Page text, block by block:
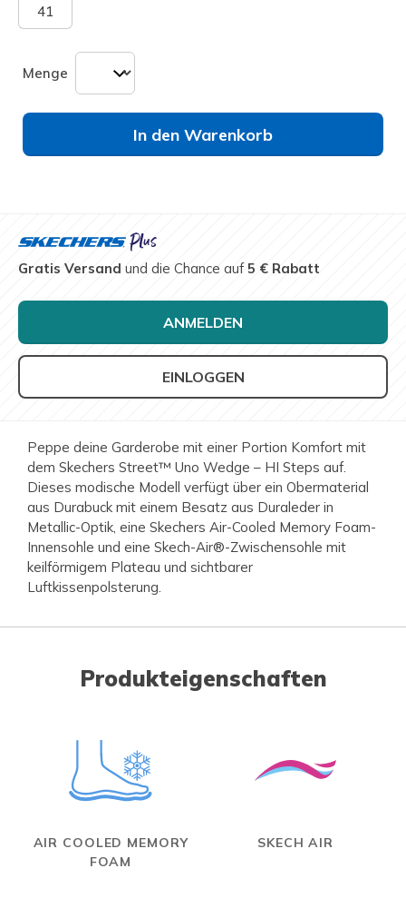
41
Menge
In den Warenkorb
Gratis Versand und die Chance auf5 € Rabatt
ANMELDEN
EINLOGGEN
Peppe deine Garderobe mit einer Portion Komfort mit
dem Skechers Street™ Uno Wedge – HI Steps auf.
Dieses modische Modell verfügt über ein Obermaterial
aus Durabuck mit einem Besatz aus Duraleder in
Metallic-Optik, eine Skechers Air-Cooled Memory Foam-
Innensohle und eine Skech-Air®-Zwischensohle mit
keilförmigem Plateau und sichtbarer
Luftkissenpolsterung.
Produkteigenschaften
AIR COOLED MEMORY
FOAM
SKECH AIR